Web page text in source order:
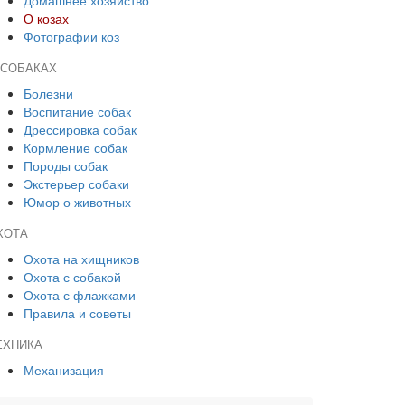
О козах
Фотографии коз
Болезни
Воспитание собак
Дрессировка собак
Кормление собак
Породы собак
Экстерьер собаки
Юмор о животных
Охота на хищников
Охота с собакой
Охота с флажками
Правила и советы
Механизация